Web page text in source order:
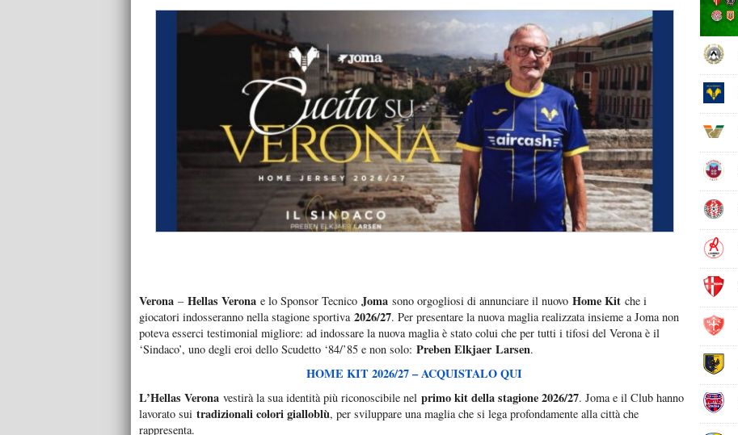
Verona – Hellas Verona e lo Sponsor Tecnico Joma sono orgogliosi di annunciare il nuovo Home Kit che i
giocatori indosseranno nella stagione sportiva 2026/27. Per presentare la nuova maglia realizzata insieme a Joma non
poteva esserci testimonial migliore: ad indossare la nuova maglia è stato colui che per tutti i tifosi del Verona è il
‘Sindaco’, uno degli eroi dello Scudetto ‘84/’85 e non solo: Preben Elkjaer Larsen.
HOME KIT 2026/27 – ACQUISTALO QUI
L’Hellas Verona vestirà la sua identità più riconoscibile nel primo kit della stagione 2026/27. Joma e il Club hanno
lavorato sui tradizionali colori gialloblù, per sviluppare una maglia che si lega profondamente alla città che
rappresenta.